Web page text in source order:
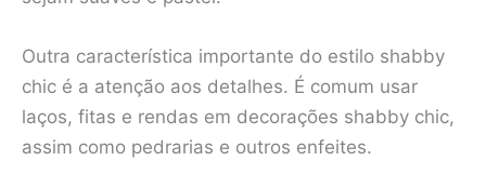
Outra característica importante do estilo shabby
chic é a atenção aos detalhes. É comum usar
laços, fitas e rendas em decorações shabby chic,
assim como pedrarias e outros enfeites.